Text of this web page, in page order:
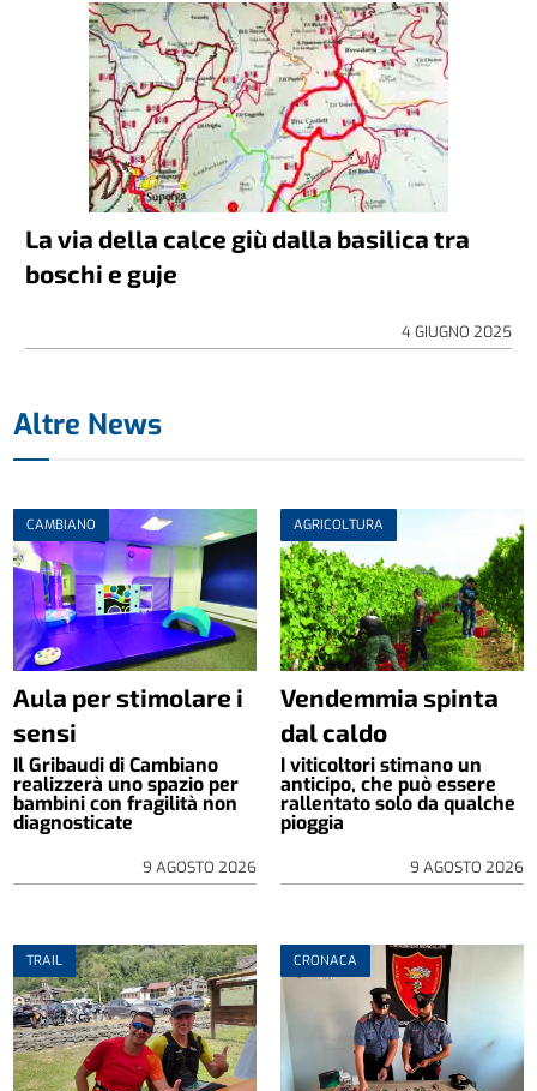
La via della calce giù dalla basilica tra
boschi e guje
4 GIUGNO 2025
Altre News
CAMBIANO
Aula per stimolare i
sensi
Il Gribaudi di Cambiano
realizzerà uno spazio per
bambini con fragilità non
diagnosticate
9 AGOSTO 2026
AGRICOLTURA
Vendemmia spinta
dal caldo
I viticoltori stimano un
anticipo, che può essere
rallentato solo da qualche
pioggia
9 AGOSTO 2026
TRAIL CRONACA